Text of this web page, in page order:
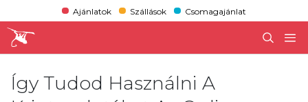
Ajánlatok Szállások Csomagajánlat
Így Tudod Használni A